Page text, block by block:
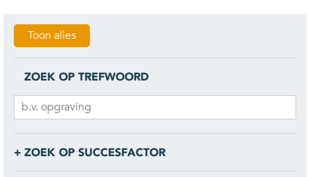
Toon alles
ZOEK OP TREFWOORD
ZOEK OP SUCCESFACTOR